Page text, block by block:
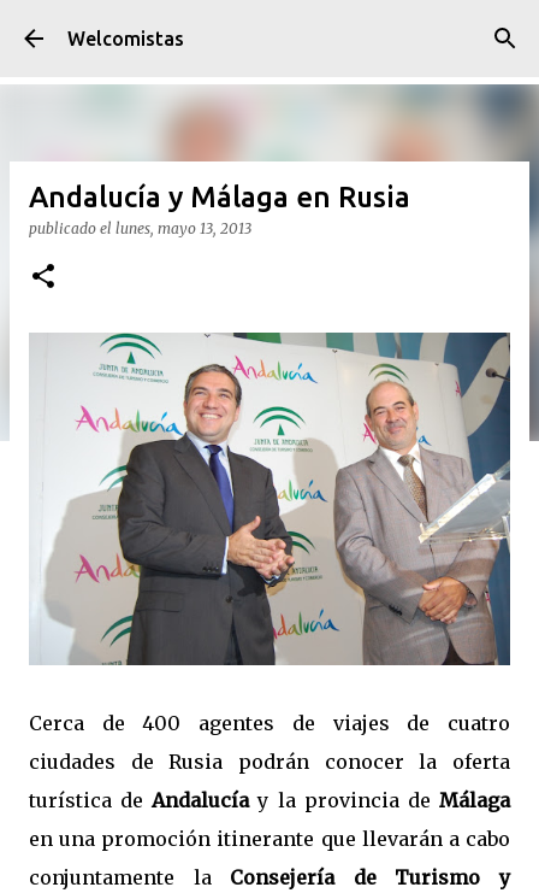
Ir al contenido principal
Welcomistas
Andalucía y Málaga en Rusia
publicado el lunes, mayo 13, 2013
Cerca de 400 agentes de viajes de cuatro
ciudades de Rusia podrán conocer la oferta
turística deAndalucíay la provincia deMálaga
en una promoción itinerante que llevarán a cabo
conjuntamente la Consejería de Turismo y